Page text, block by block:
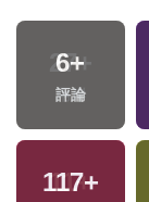
6+
評論
117+